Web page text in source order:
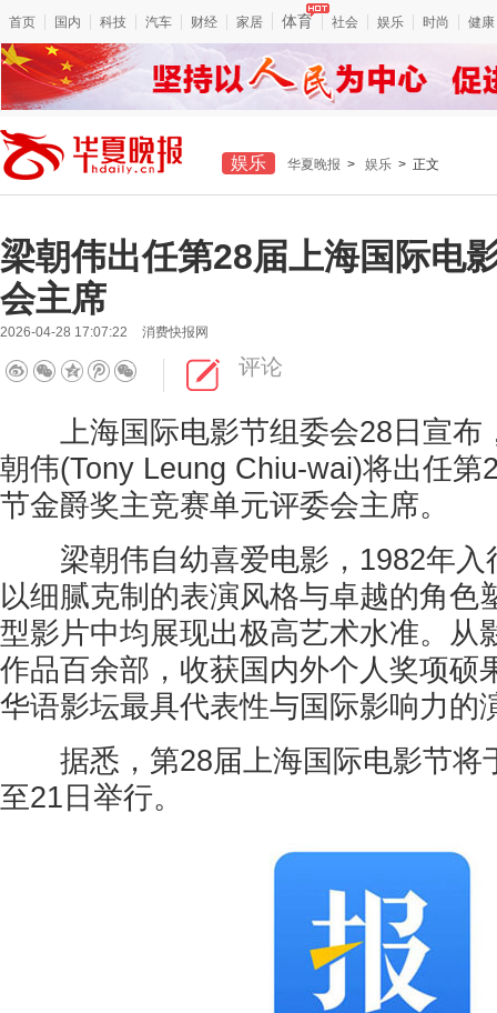
首页 国内 科技 汽车 财经 家居 体育 社会 娱乐 时尚 健康
娱乐 华夏晚报 > 娱乐 > 正文
梁朝伟出任第28届上海国际电
会主席
2026-04-28 17:07:22 消费快报网
评论
上海国际电影节组委会28日宣布
朝伟(Tony Leung Chiu-wai)将出任第
节金爵奖主竞赛单元评委会主席。
梁朝伟自幼喜爱电影，1982年入
以细腻克制的表演风格与卓越的角色
型影片中均展现出极高艺术水准。从
作品百余部，收获国内外个人奖项硕
华语影坛最具代表性与国际影响力的
据悉，第28届上海国际电影节将
至21日举行。